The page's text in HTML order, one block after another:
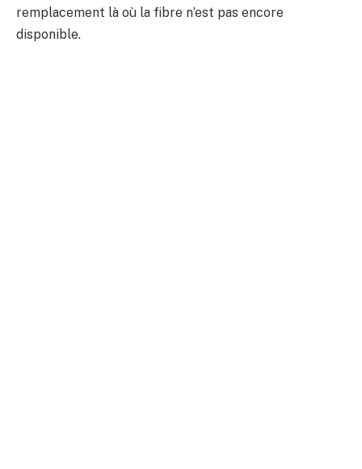
remplacement là où la fibre n’est pas encore
disponible.